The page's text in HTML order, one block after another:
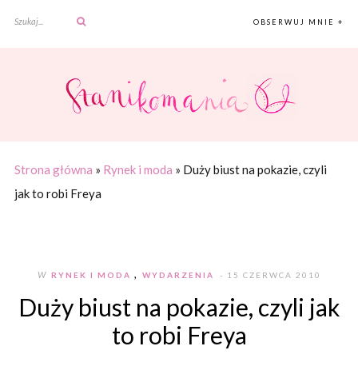
OBSERWUJ MNIE +
Strona główna » Rynek i moda » Duży biust na pokazie, czyli
jak to robi Freya
W RYNEK I MODA , WYDARZENIA - 15 CZERWCA 2010
Duży biust na pokazie, czyli jak
to robi Freya